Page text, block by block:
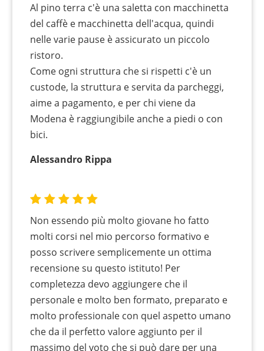
Al pino terra c'è una saletta con macchinetta
del caffè e macchinetta dell'acqua, quindi
nelle varie pause è assicurato un piccolo
ristoro.
Come ogni struttura che si rispetti c'è un
custode, la struttura e servita da parcheggi,
aime a pagamento, e per chi viene da
Modena è raggiungibile anche a piedi o con
bici.
Alessandro Rippa
Non essendo più molto giovane ho fatto
molti corsi nel mio percorso formativo e
posso scrivere semplicemente un ottima
recensione su questo istituto! Per
completezza devo aggiungere che il
personale e molto ben formato, preparato e
molto professionale con quel aspetto umano
che da il perfetto valore aggiunto per il
massimo del voto che si può dare per una